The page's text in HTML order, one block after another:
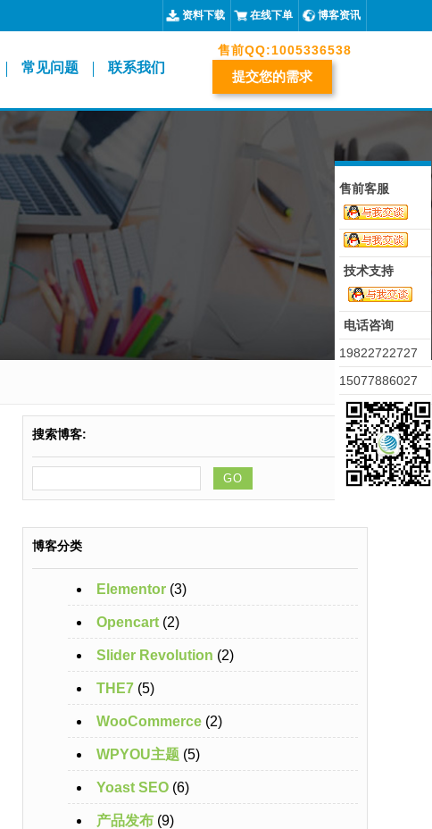
资料下载 在线下单 博客资讯
提交您的需求
售前QQ:1005336538
常见问题 联系我们
搜索博客:
GO
博客分类
Elementor(3)
Opencart(2)
Slider Revolution (2)
THE7(5)
WooCommerce(2)
WPYOU主题(5)
Yoast SEO(6)
产品发布(9)
售前客服
技术支持
电话咨询
19822722727
15077886027